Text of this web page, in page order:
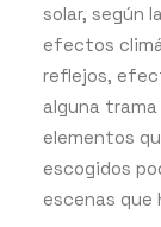
solar, según
efectos
reflejos,
alguna
elementos
escogidos
escenas que